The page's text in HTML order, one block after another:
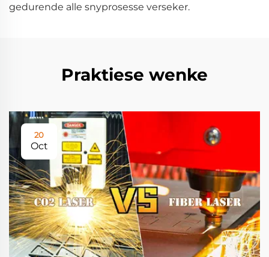
gedurende alle snyprosesse verseker.
Praktiese wenke
20
Oct